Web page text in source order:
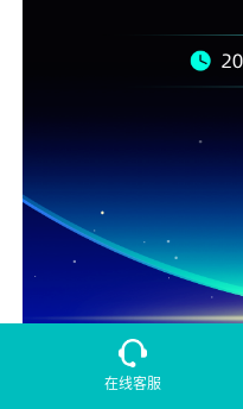
在线客服